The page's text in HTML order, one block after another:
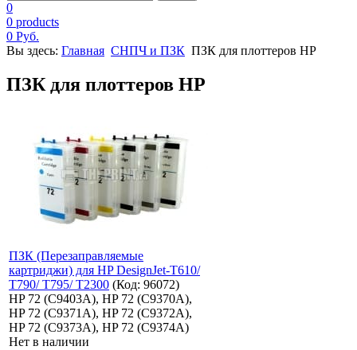
0
0 products
0 Руб.
Вы здесь: Главная СНПЧ и ПЗК ПЗК для плоттеров HP
ПЗК для плоттеров HP
ПЗК (Перезаправляемые
картриджи) для HP DesignJet-T610/
T790/ T795/ T2300 (Код: 96072)
HP 72 (C9403A), HP 72 (C9370A),
HP 72 (C9371A), HP 72 (C9372A),
HP 72 (C9373A), HP 72 (C9374A)
Нет в наличии